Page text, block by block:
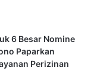
6 Besar Nomine
Paparkan
Perizinan